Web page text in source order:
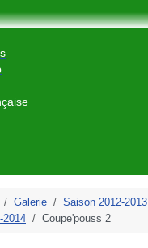
Galerie
Saison 2012-2013
2014
Coupe'pouss 2